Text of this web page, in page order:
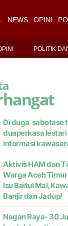
NEWS OPINI
POLITIK
Di duga sabotase
duaperkasa
informasi
Aktivis HAM dan
Warga Aceh
Isu Baitul Mal,
Banjir dan Jadup!
Nagan Raya- 30